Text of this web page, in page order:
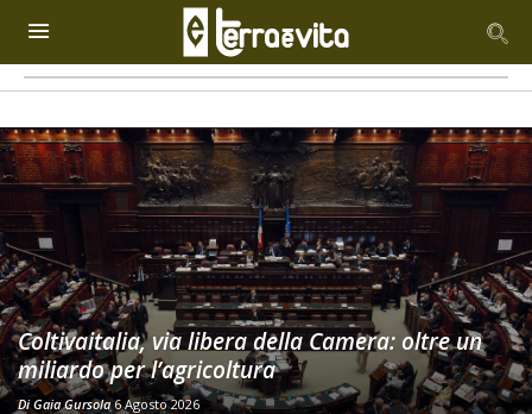
Coltivaitalia, via libera della Camera: oltre un
miliardo per l’agricoltura
DiGaia Gursola 6 Agosto 2026